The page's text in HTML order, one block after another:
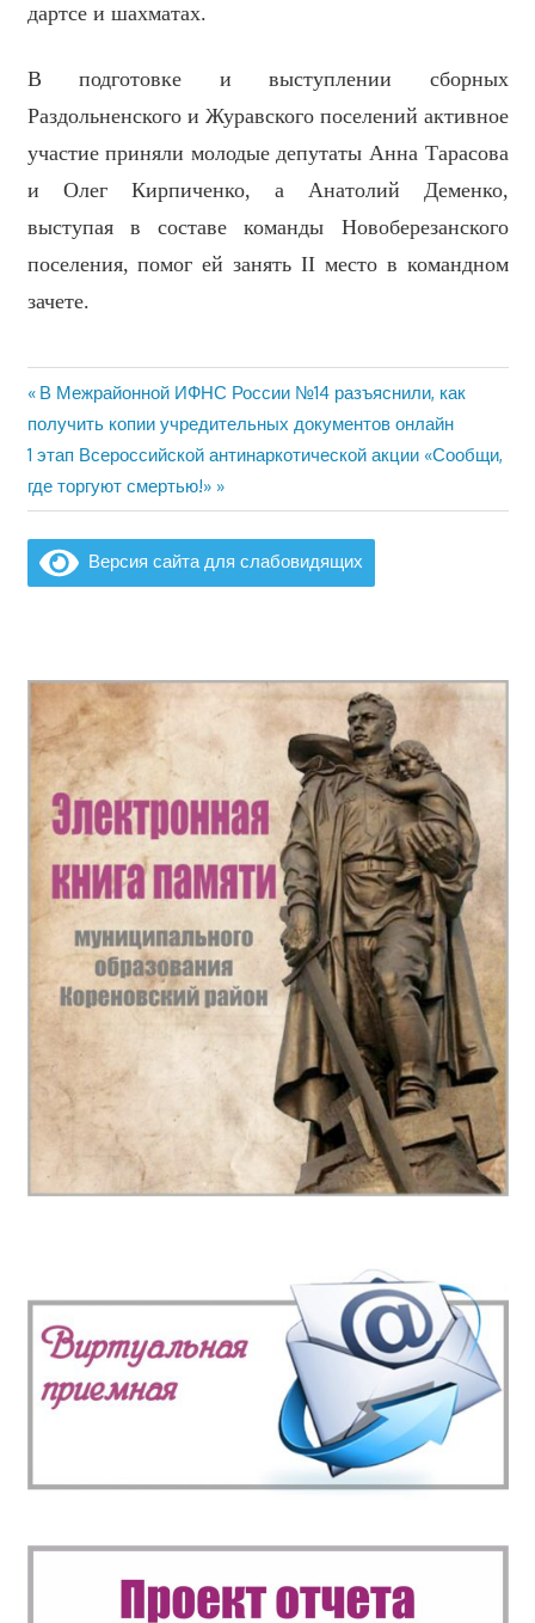
дартсе и шахматах.
В подготовке и выступлении сборных
Раздольненского и Журавского поселений активное
участие приняли молодые депутаты Анна Тарасова
и Олег Кирпиченко, а Анатолий Деменко,
выступая в составе команды Новоберезанского
поселения, помог ей занять II место в командном
зачете.
Навигация
по
записям
Предыдущая
запись:
В Межрайонной ИФНС России №14 разъяснили, как
получить копии учредительных документов онлайн
Следующая
запись:
1 этап Всероссийской антинаркотической акции «Сообщи,
где торгуют смертью!»
Версия сайта для слабовидящих